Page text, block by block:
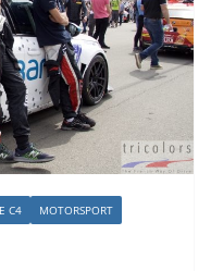
C4 MOTORSPORT